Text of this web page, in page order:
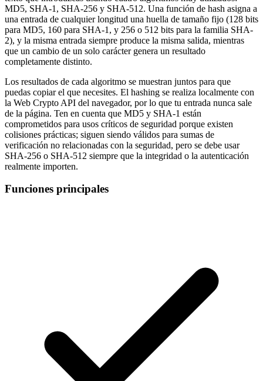
MD5, SHA-1, SHA-256 y SHA-512. Una función de hash asigna a
una entrada de cualquier longitud una huella de tamaño fijo (128 bits
para MD5, 160 para SHA-1, y 256 o 512 bits para la familia SHA-
2), y la misma entrada siempre produce la misma salida, mientras
que un cambio de un solo carácter genera un resultado
completamente distinto.
Los resultados de cada algoritmo se muestran juntos para que
puedas copiar el que necesites. El hashing se realiza localmente con
la Web Crypto API del navegador, por lo que tu entrada nunca sale
de la página. Ten en cuenta que MD5 y SHA-1 están
comprometidos para usos críticos de seguridad porque existen
colisiones prácticas; siguen siendo válidos para sumas de
verificación no relacionadas con la seguridad, pero se debe usar
SHA-256 o SHA-512 siempre que la integridad o la autenticación
realmente importen.
Funciones principales